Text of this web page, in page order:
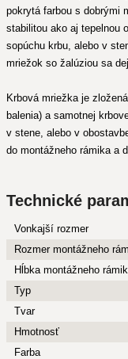
pokrytá farbou s dobrými
stabilitou ako aj tepelnou
sopúchu krbu, alebo v
mriežok so žalúziou sa
Krbová mriežka je
balenia) a samotnej
v stene, alebo v
do montážneho rámika a
Technické
Vonkajší rozmer
Rozmer montážneho
Hĺbka montážneho
Typ
Tvar
Hmotnosť
Farba